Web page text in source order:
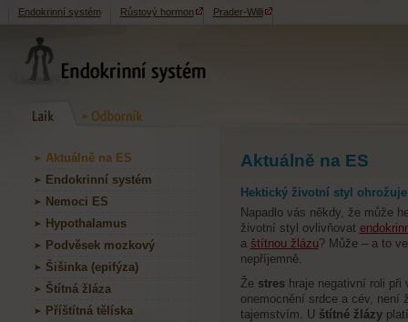
Endokrinní systém Růstový hormon Prader-Willi
Aktuálně na ES
Endokrinní systém
Nemoci ES
Hypothalamus
Podvěsek mozkový
Šišinka (epifýza)
Štítná žláza
Příštítná tělíska
Aktuálně na ES
Hektický životní styl
Napadlo vás někdy, že může
životní styl ovlivňovat
a štítnou žlázu? Může – a to
nepříjemně.
Že streshraje negativní roli při
onemocnění srdce a cév, není
tajemstvím. U štítné žlázy